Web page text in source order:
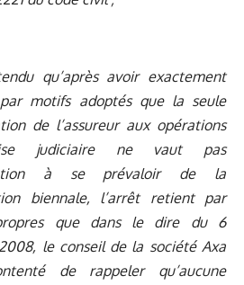
qu’après avoir exactement
motifs adoptés que la seule
de l’assureur aux opérations
judiciaire ne vaut pas
à se prévaloir de la
biennale, l’arrêt retient par
que dans le dire du 6
le conseil de la société Axa
de rappeler qu’aucune